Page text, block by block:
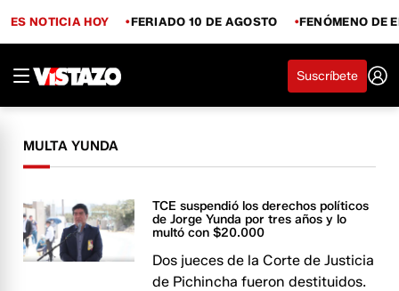
ES NOTICIA HOY FERIADO 10 DE AGOSTO FENÓMENO DE
Suscríbete
MULTA YUNDA
TCE suspendió los derechos políticos
de Jorge Yunda por tres años y lo
multó con $20.000
Dos jueces de la Corte de Justicia
de Pichincha fueron destituidos.